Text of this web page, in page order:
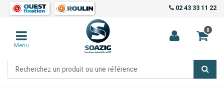
02 43 33 11 22
0
Menu